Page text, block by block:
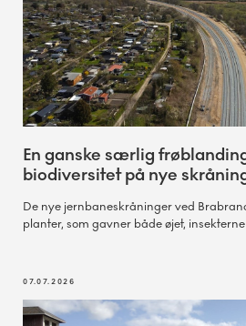
En ganske særlig
biodiversitet på nye
De nye jernbaneskråninger ved
planter, som gavner både øjet,
07.07.2026